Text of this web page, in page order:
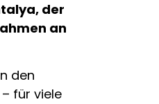
der
an
den
für viele